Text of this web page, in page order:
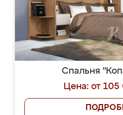
Спальня
Цена: от 105